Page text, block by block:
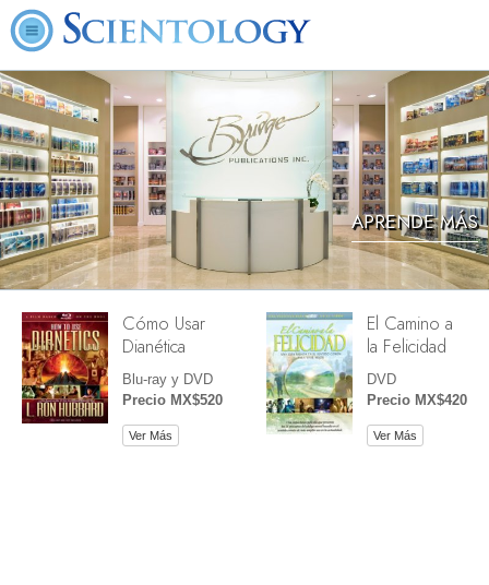
APRENDE MÁS
Cómo Usar
Dianética
Blu-ray y DVD
Precio MX$520
Ver Más
El Camino a
la Felicidad
DVD
Precio MX$420
Ver Más